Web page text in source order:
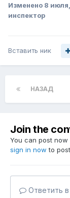
Изменено 8
инспектор
Вставить ник
НАЗАД
Join the
You can post
sign in now to
Ответить в